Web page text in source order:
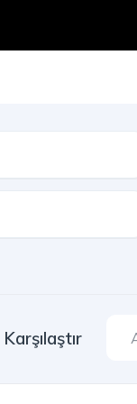
Karşılaştır